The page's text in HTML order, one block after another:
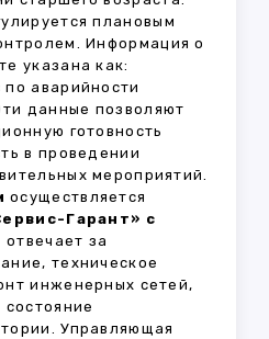
плановым
Информация о
указана как:
по аварийности
данные позволяют
готовность
в проведении
мероприятий.
осуществляется
Гарант» с
отвечает за
техническое
инженерных сетей,
Управляющая